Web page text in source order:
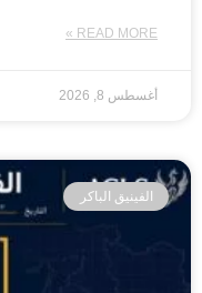
READ MORE »
أغسطس 8, 2026
الفينيق الباكر